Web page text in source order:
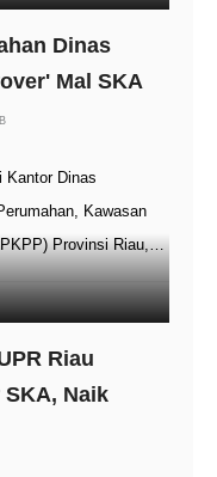
Dinas
Mal SKA
Kantor Dinas
Kawasan
Provinsi Riau,…
Riau
Naik